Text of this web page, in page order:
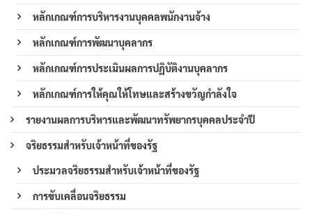
หลักเกณฑ์การบริหารงานบุคคลพนักงานจ้าง
หลักเกณฑ์การพัฒนาบุคลากร
หลักเกณฑ์การประเมินผลการปฏิบัติงานบุคลากร
หลักเกณฑ์การให้คุณให้โทษและสร้างขวัญกำลังใจ
รายงานผลการบริหารและพัฒนาทรัพยากรบุคคลประจำปี
จริยธรรมสำหรับเจ้าหน้าที่ของรัฐ
ประมวลจริยธรรมสำหรับเจ้าหน้าที่ของรัฐ
การขับเคลื่อนจริยธรรม